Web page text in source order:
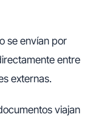
se envían por
entre
externas.
viajan